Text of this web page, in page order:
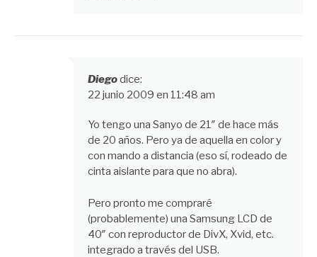
Diegodice:
22 junio 2009 en 11:48 am
Yo tengo una Sanyo de 21″ de hace más
de 20 años. Pero ya de aquella en color y
con mando a distancia (eso sí, rodeado de
cinta aislante para que no abra).
Pero pronto me compraré
(probablemente) una Samsung LCD de
40″ con reproductor de DivX, Xvid, etc.
integrado a través del USB.